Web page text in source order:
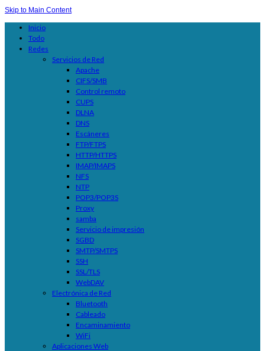
Skip to Main Content
Inicio
Todo
Redes
Servicios de Red
Apache
CIFS/SMB
Control remoto
CUPS
DLNA
DNS
Escáneres
FTP/FTPS
HTTP/HTTPS
IMAP/IMAPS
NFS
NTP
POP3/POP3S
Proxy
samba
Servicio de impresión
SGBD
SMTP/SMTPS
SSH
SSL/TLS
WebDAV
Electrónica de Red
Bluetooth
Cableado
Encaminamiento
WiFi
Aplicaciones Web